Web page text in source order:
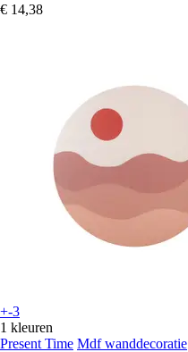
€ 14,38
+-3
1 kleuren
Present Time Mdf wanddecoratie